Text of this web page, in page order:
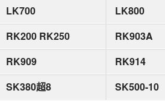
LK700 LK800
RK200 RK250 RK903A
RK909 RK914
SK380超8 SK500-10